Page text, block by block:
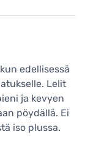
edellisessä
Lelit
ja kevyen
pöydällä. Ei
iso plussa.